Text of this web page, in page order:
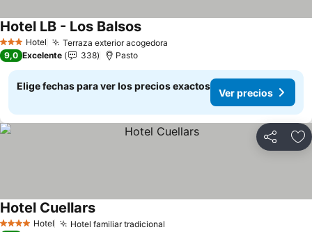
3 Estrellas
Hotel Terraza exterior acogedora
Hotel LB - Los BalsosVer precios
9,0 Excelente 338 Pasto
Elige fechas para ver los precios exactos
Ver precios
Compartir
4 EstrellasHotel Hotel familiar tradicional
Hotel CuellarsVer precios